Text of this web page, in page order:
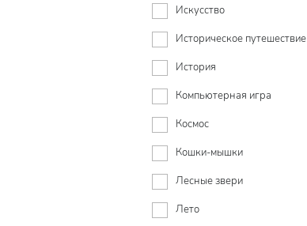
Искусство
Историческое путешествие
История
Компьютерная игра
Космос
Кошки-мышки
Лесные звери
Лето